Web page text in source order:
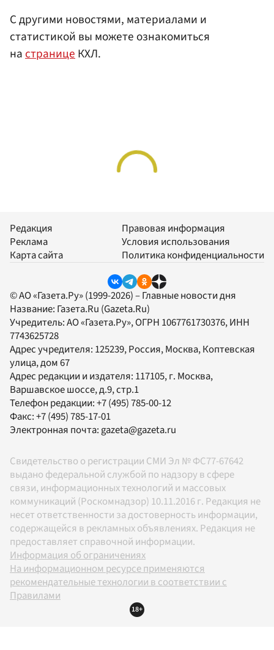
С другими новостями, материалами и
статистикой вы можете ознакомиться
настраницеКХЛ.
Редакция
Реклама
Карта сайта
Правовая информация
Условия использования
Политика конфиденциальности
© АО «Газета.Ру» (1999-2026) – Главные новости дня
Название: Газета.Ru (Gazeta.Ru)
Учредитель:АО «Газета.Ру», ОГРН 1067761730376, ИНН
7743625728
Адрес учредителя: 125239, Россия, Москва, Коптевская
улица, дом 67
Адрес редакции и издателя: 117105, г. Москва,
Варшавское шоссе, д.9, стр.1
Телефон редакции:+7 (495) 785-00-12
Факс:+7 (495) 785-17-01
Электронная почта:gazeta@gazeta.ru
Свидетельство о регистрации СМИ Эл № ФС77-67642
выдано федеральной службой по надзору в сфере
связи, информационных технологий и массовых
коммуникаций (Роскомнадзор) 10.11.2016 г. Редакция не
несет ответственности за достоверность информации,
содержащейся в рекламных объявлениях. Редакция не
предоставляет справочной информации.
Информация об ограничениях
На информационном ресурсе применяются
рекомендательные технологии в соответствии с
Правилами
18+